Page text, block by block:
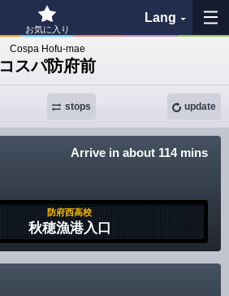
お気に入り
Lang
My Favorites
History
See the map
各バス会社リンク先
Cospa Hofu-mae
コスパ防府前
update
stops
Arrive in about 114 mins
防府西高校
秋穂漁港入口